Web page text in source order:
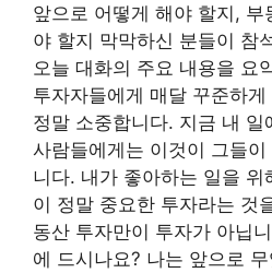
앞으로 어떻게 해야 할지, 부
야 할지 막막하신 분들이 참
오늘 대화의 주요 내용을 요
투자자들에게 매달 꾸준하
정말 소중합니다. 지금 내 일
사람들에게는 이것이 그들
니다. 내가 좋아하는 일을 위
이 정말 중요한 투자라는 것
동산 투자만이 투자가 아닙
에 드시나요? 나는 앞으로